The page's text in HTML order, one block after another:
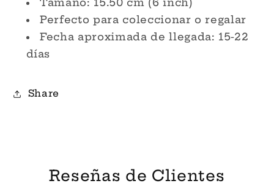
Perfecto para coleccionar o regalar
Fecha aproximada de llegada: 15-22
días
Share
Reseñas de Clientes